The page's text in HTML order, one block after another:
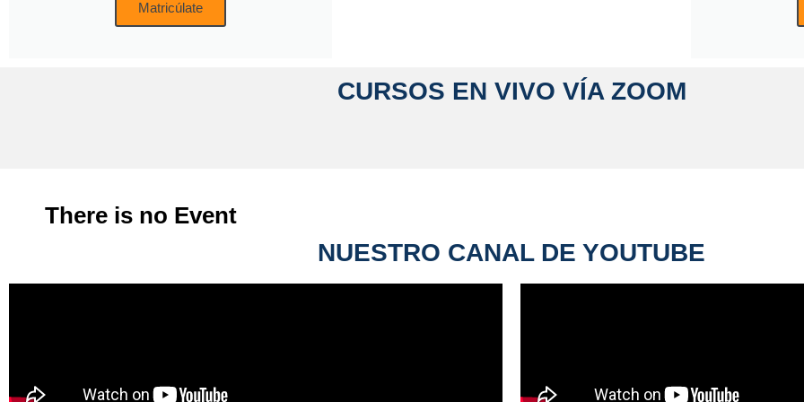
Matricúlate
CURSOS EN VIVO VÍA ZOOM
There is no Event
NUESTRO CANAL DE YOUTUBE